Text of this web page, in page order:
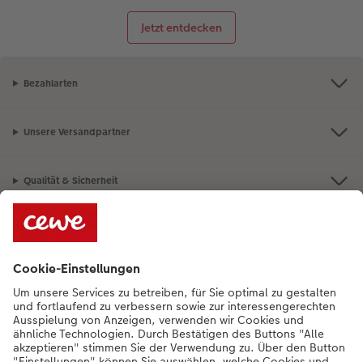
Jetzt entdecken
Bezahlarten
Unsere Versandpartner
Qualität & Sicherheit
Nachhaltigkeit bei CEWE
Unternehmen